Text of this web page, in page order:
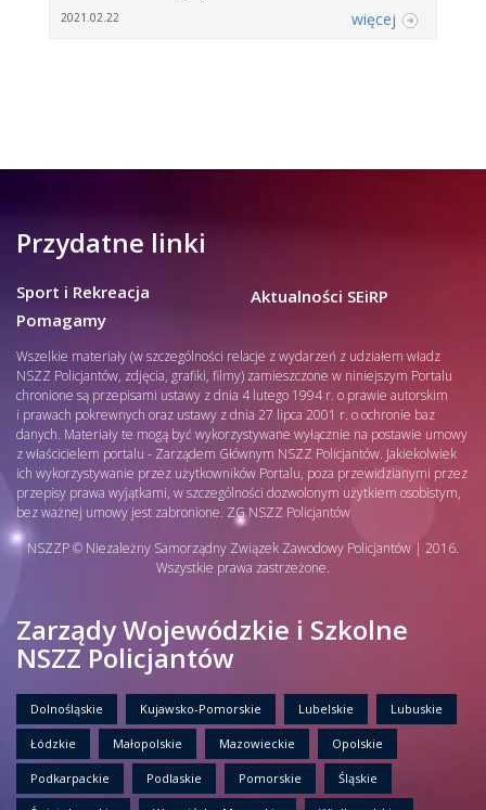
2021.02.22 więcej
Przydatne linki
Sport i Rekreacja
Pomagamy
Aktualności SEiRP
Wszelkie materiały (w szczególności relacje z wydarzeń z udziałem władz
NSZZ Policjantów, zdjęcia, grafiki, filmy) zamieszczone w niniejszym Portalu
chronione są przepisami ustawy z dnia 4 lutego 1994 r. o prawie autorskim
i prawach pokrewnych oraz ustawy z dnia 27 lipca 2001 r. o ochronie baz
danych. Materiały te mogą być wykorzystywane wyłącznie na postawie umowy
z właścicielem portalu - Zarządem Głównym NSZZ Policjantów. Jakiekolwiek
ich wykorzystywanie przez użytkowników Portalu, poza przewidzianymi przez
przepisy prawa wyjątkami, w szczególności dozwolonym użytkiem osobistym,
bez ważnej umowy jest zabronione. ZG NSZZ Policjantów
NSZZP © Niezależny Samorządny Związek Zawodowy Policjantów | 2016.
Wszystkie prawa zastrzeżone.
Zarządy Wojewódzkie i Szkolne
NSZZ Policjantów
Dolnośląskie Kujawsko-Pomorskie Lubelskie Lubuskie
Łódzkie Małopolskie Mazowieckie Opolskie
Podkarpackie Podlaskie Pomorskie Śląskie